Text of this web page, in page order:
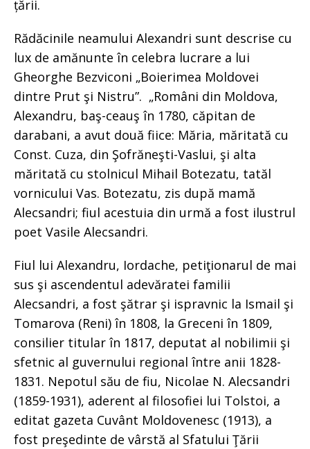
țării.
Rădăcinile neamului Alexandri sunt descrise cu
lux de amănunte în celebra lucrare a lui
Gheorghe Bezviconi „Boierimea Moldovei
dintre Prut şi Nistru”. „Români din Moldova,
Alexandru, baş-ceauş în 1780, căpitan de
darabani, a avut două fiice: Măria, măritată cu
Const. Cuza, din Şofrăneşti-Vaslui, şi alta
măritată cu stolnicul Mihail Botezatu, tatăl
vornicului Vas. Botezatu, zis după mamă
Alecsandri; fiul acestuia din urmă a fost ilustrul
poet Vasile Alecsandri.
Fiul lui Alexandru, Iordache, petiţionarul de mai
sus şi ascendentul adevăratei familii
Alecsandri, a fost şătrar şi ispravnic la Ismail şi
Tomarova (Reni) în 1808, la Greceni în 1809,
consilier titular în 1817, deputat al nobilimii şi
sfetnic al guvernului regional între anii 1828-
1831. Nepotul său de fiu, Nicolae N. Alecsandri
(1859-1931), aderent al filosofiei lui Tolstoi, a
editat gazeta Cuvânt Moldovenesc (1913), a
fost preşedinte de vârstă al Sfatului Ţării